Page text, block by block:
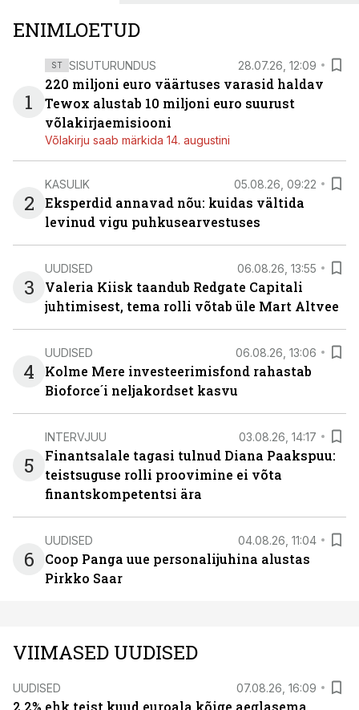
ENIMLOETUD
1
ST SISUTURUNDUS 28.07.26, 12:09
220 miljoni euro väärtuses varasid haldav
Tewox alustab 10 miljoni euro suurust
võlakirjaemisiooni
Võlakirju saab märkida 14. augustini
2
KASULIK 05.08.26, 09:22
Eksperdid annavad nõu: kuidas vältida
levinud vigu puhkusearvestuses
3
UUDISED 06.08.26, 13:55
Valeria Kiisk taandub Redgate Capitali
juhtimisest, tema rolli võtab üle Mart Altvee
4
UUDISED 06.08.26, 13:06
Kolme Mere investeerimisfond rahastab
Bioforce´i neljakordset kasvu
5
INTERVJUU 03.08.26, 14:17
Finantsalale tagasi tulnud Diana Paakspuu:
teistsuguse rolli proovimine ei võta
finantskompetentsi ära
6
UUDISED 04.08.26, 11:04
Coop Panga uue personalijuhina alustas
Pirkko Saar
VIIMASED UUDISED
UUDISED 07.08.26, 16:09
2,2% ehk teist kuud euroala kõige aeglasema